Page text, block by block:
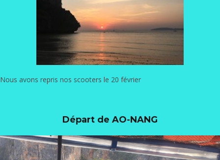
Nous avons repris nos scooters le 20 février
Départ de AO-NANG